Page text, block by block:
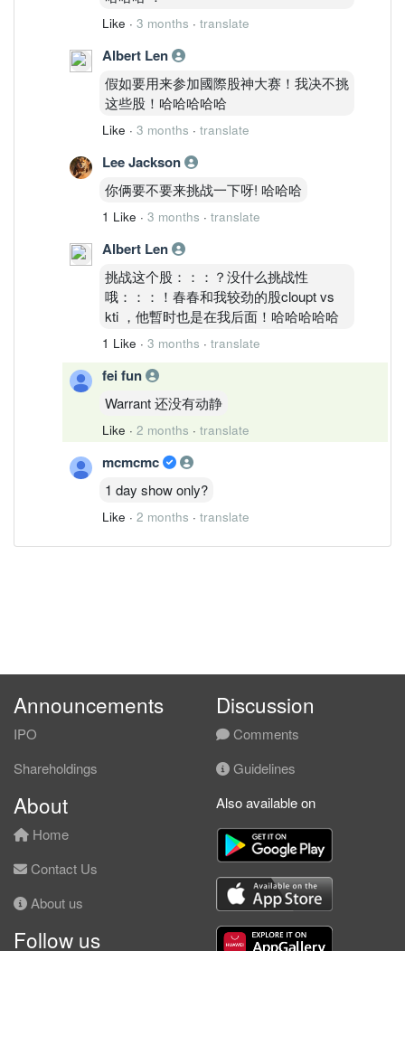
Like · 3 months · translate
Albert Len
假如要用来参加國際股神大赛！我决不挑
这些股！哈哈哈哈哈
Like · 3 months · translate
Lee Jackson
你俩要不要来挑战一下呀! 哈哈哈
1 Like · 3 months · translate
Albert Len
挑战这个股：：：？没什么挑战性
哦：：：！春春和我较劲的股cloupt vs
kti ，他暫时也是在我后面！哈哈哈哈哈
1 Like · 3 months · translate
fei fun
Warrant 还没有动静
Like · 2 months · translate
mcmcmc
1 day show only?
Like · 2 months · translate
Announcements
IPO
Shareholdings
Discussion
Comments
Guidelines
About
Home
Contact Us
About us
Follow us
Also available on